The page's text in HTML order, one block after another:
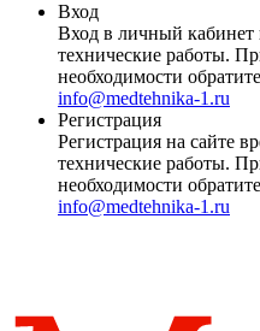
Вход
Вход в личный кабинет
технические работы.
необходимости
info@medtehnika-1.ru
Регистрация
Регистрация на сайте
технические работы.
необходимости
info@medtehnika-1.ru